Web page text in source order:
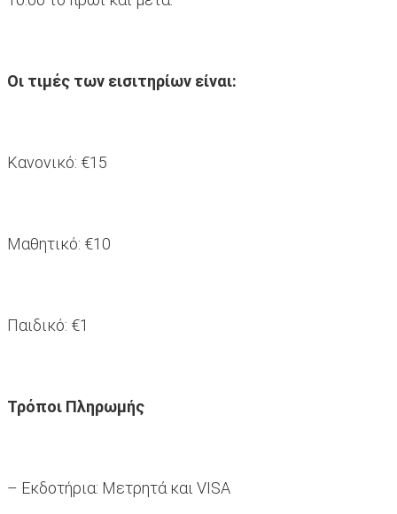
Οι τιμές των εισιτηρίων είναι:
Κανονικό: €15
Μαθητικό: €10
Παιδικό: €1
Τρόποι Πληρωμής
– Εκδοτήρια: Μετρητά και VISA